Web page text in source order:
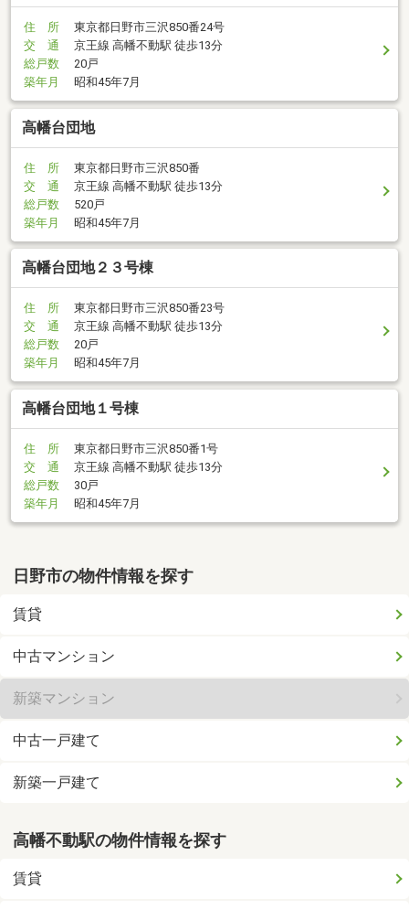
住 所
東京都日野市三沢850番24号
交 通
京王線 高幡不動駅 徒歩13分
総戸数
20戸
築年月
昭和45年7月
高幡台団地
住 所
東京都日野市三沢850番
交 通
京王線 高幡不動駅 徒歩13分
総戸数
520戸
築年月
昭和45年7月
高幡台団地２３号棟
住 所
東京都日野市三沢850番23号
交 通
京王線 高幡不動駅 徒歩13分
総戸数
20戸
築年月
昭和45年7月
高幡台団地１号棟
住 所
東京都日野市三沢850番1号
交 通
京王線 高幡不動駅 徒歩13分
総戸数
30戸
築年月
昭和45年7月
日野市の物件情報を探す
賃貸
中古マンション
新築マンション
中古一戸建て
新築一戸建て
高幡不動駅の物件情報を探す
賃貸